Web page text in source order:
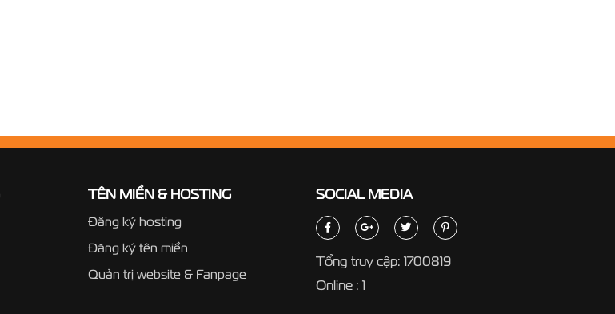
TÊN MIỀN & HOSTING
Đăng ký hosting
Đăng ký tên miền
Quản trị website & Fanpage
SOCIAL MEDIA
Tổng truy cập: 1700819
Online : 1